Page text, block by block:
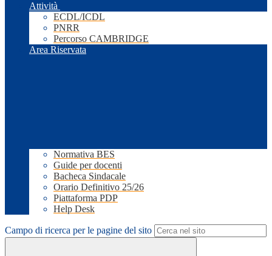
Attività
ECDL/ICDL
PNRR
Percorso CAMBRIDGE
Area Riservata
Normativa BES
Guide per docenti
Bacheca Sindacale
Orario Definitivo 25/26
Piattaforma PDP
Help Desk
Campo di ricerca per le pagine del sito